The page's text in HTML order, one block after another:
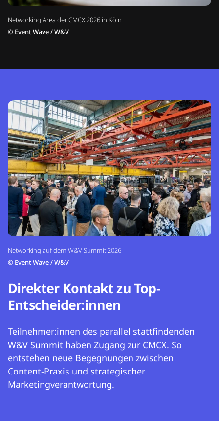
Networking Area der CMCX 2026 in Köln
© Event Wave / W&V
Networking auf dem W&V Summit 2026
© Event Wave / W&V
Direkter Kontakt zu Top-
Entscheider:innen
Teilnehmer:innen des parallel stattfindenden
W&V Summit haben Zugang zur CMCX. So
entstehen neue Begegnungen zwischen
Content-Praxis und strategischer
Marketingverantwortung.